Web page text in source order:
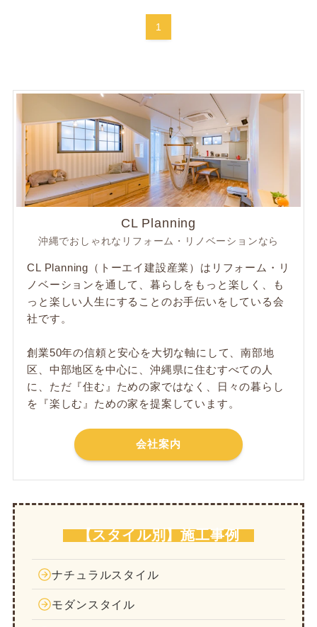
1
CL Planning
沖縄でおしゃれなリフォーム・リノベーションなら
CL Planning（トーエイ建設産業）はリフォーム・リ
ノベーションを通して、暮らしをもっと楽しく、も
っと楽しい人生にすることのお手伝いをしている会
社です。
創業50年の信頼と安心を大切な軸にして、南部地
区、中部地区を中心に、沖縄県に住むすべての人
に、ただ​『住む』ための家ではなく、日々の暮らし
を『楽しむ』ための家を提案しています。
会社案内
【スタイル別】施工事例
ナチュラルスタイル
モダンスタイル